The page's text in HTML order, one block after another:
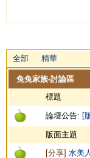
全部 精華
兔兔家族-討論區
標題
論壇公告: [
版面主題
[分享] 水美